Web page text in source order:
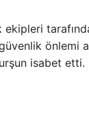
ekipleri
önlemi
isabet etti.